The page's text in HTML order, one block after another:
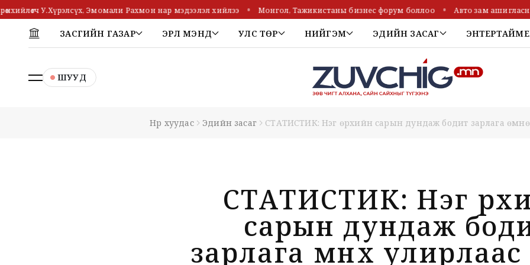
У.Хүрэлсүх, Эмомали Рахмон нар мэдээлэл хийлээ Монгол, Тажикистаны бизнес форум боллоо Авто зам ашигласны
ЗАСГИЙН ГАЗАР ЭРҮҮЛ МЭНД УЛС ТӨР НИЙГЭМ ЭДИЙН ЗАСАГ
ШУУД
Нүүр хуудас Эдийн засаг СТАТИСТИК: Нэг өрхийн сарын дундаж бодит зарлага
СТАТИСТИК: Нэг
сарын дундаж
зарлага өмнөх улирлаас